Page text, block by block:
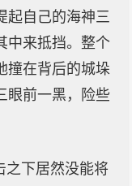
起自己的海神三
中来抵挡。整个
撞在背后的城垛
眼前一黑，险些
之下居然没能将